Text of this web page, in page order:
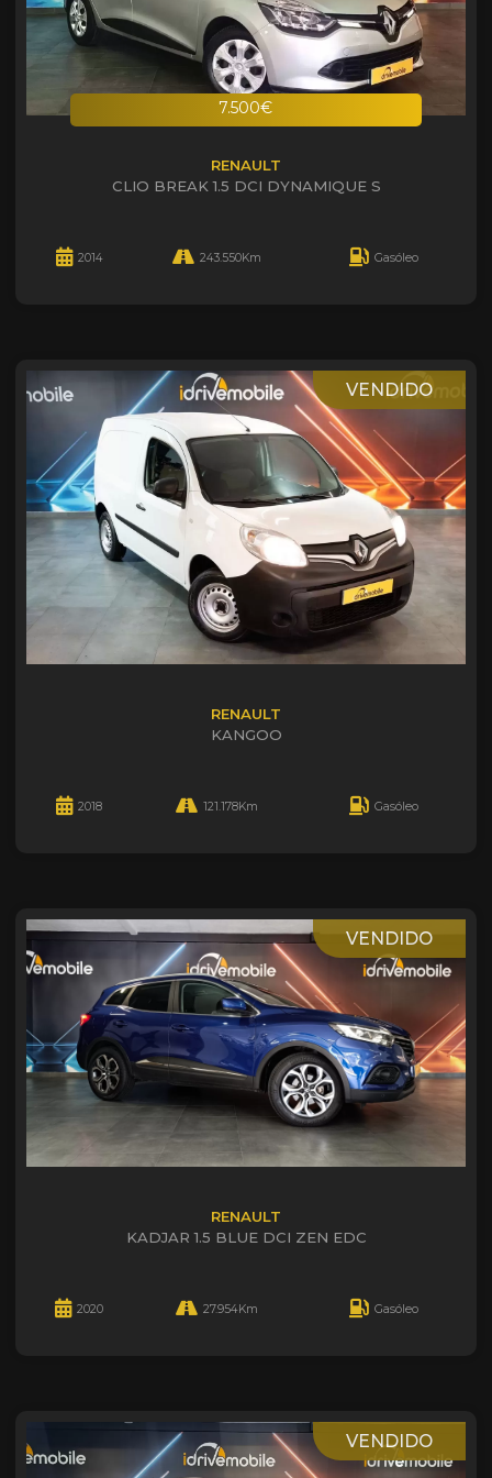
7.500€
RENAULT
CLIO BREAK 1.5 DCI DYNAMIQUE S
2014 243.550Km Gasóleo
VENDIDO
RENAULT
KANGOO
2018 121.178Km Gasóleo
VENDIDO
RENAULT
KADJAR 1.5 BLUE DCI ZEN EDC
2020 27.954Km Gasóleo
VENDIDO